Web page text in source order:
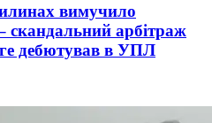
вимучило
скандальний арбітраж
дебютував в УПЛ